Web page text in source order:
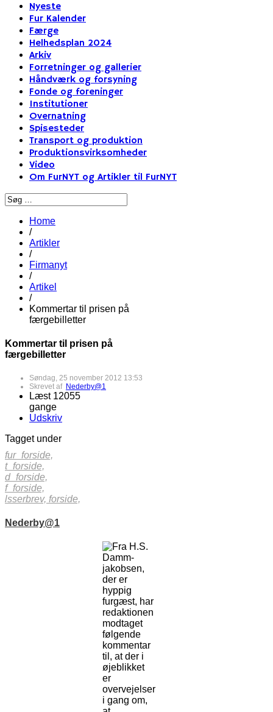
Nyeste
Fur Kalender
Færge
Helhedsplan 2024
Arkiv
Forretninger og gallerier
Håndværk og forsyning
Fonde og foreninger
Institutioner
Overnatning
Spisesteder
Transport og produktion
Produktionsvirksomheder
Video
Om FurNYT og Artikler til FurNYT
Home
/
Artikler
/
Firmanyt
/
Artikel
/
Kommertar til prisen på
færgebilletter
Kommertar til prisen på
færgebilletter
Søndag, 25 november 2012 13:53
Skrevet af Nederby@1
Læst 12055
gange
Udskriv
Tagget under
fur_forside,
t_forside,
d_forside,
f_forside,
lsserbrev, forside,
Nederby@1
Fra H.S.
Damm-
jakobsen,
der er
hyppig
furgæst, har
redaktionen
modtaget
følgende
kommentar
til, at der i
øjeblikket
er
overvejelser
i gang om,